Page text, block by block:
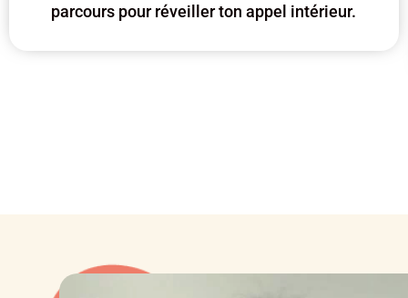
parcours pour réveiller ton appel intérieur.